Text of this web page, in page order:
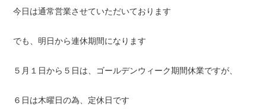
今日は通常営業させていただいております
でも、明日から連休期間になります
５月１日から５日は、ゴールデンウィーク期間休業ですが、
６日は木曜日の為、定休日です